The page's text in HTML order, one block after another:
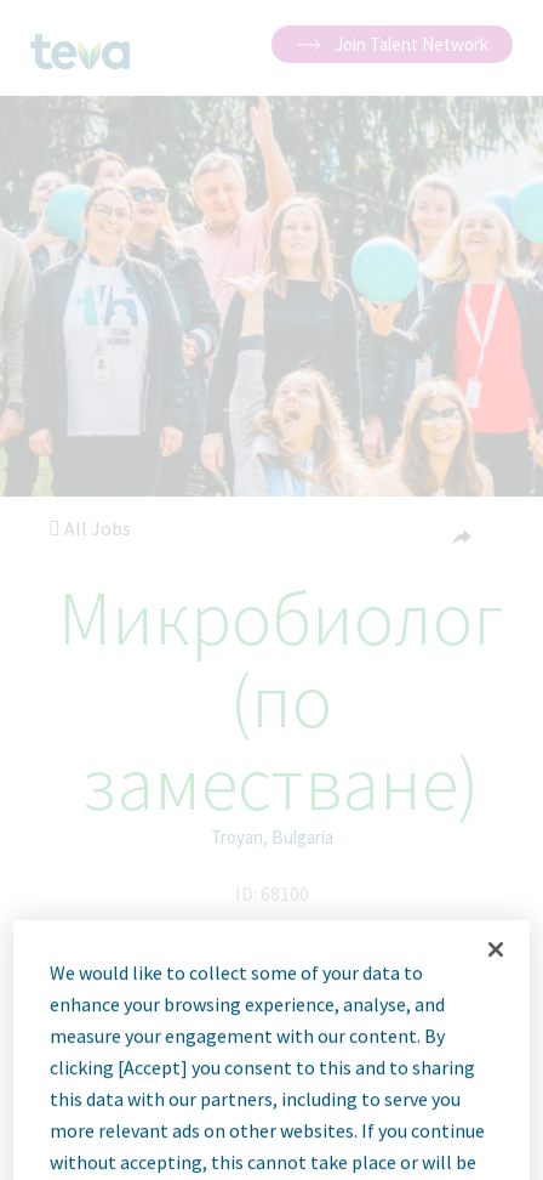
Join Talent Network
All Jobs
Микробиолог
(по
заместване)
Troyan, Bulgaria
ID: 68100
Job
Description
We would like to collect some of your data to
enhance your browsing experience, analyse, and
measure your engagement with our content. By
clicking [Accept] you consent to this and to sharing
this data with our partners, including to serve you
more relevant ads on other websites. If you continue
without accepting, this cannot take place or will be